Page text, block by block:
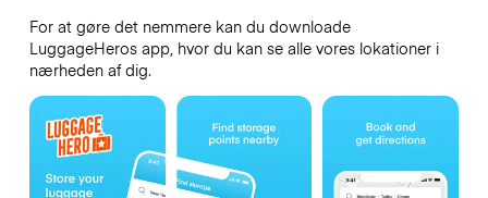
For at gøre det nemmere kan du downloade
LuggageHeros app, hvor du kan se alle vores lokationer i
nærheden af dig.